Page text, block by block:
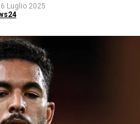
6 Luglio 2025